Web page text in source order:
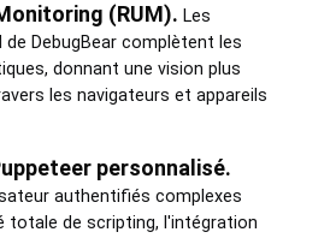
(RUM). Les
de DebugBear complètent les
donnant une vision plus
les navigateurs et appareils
personnalisé.
authentifiés complexes
totale de scripting, l'intégration